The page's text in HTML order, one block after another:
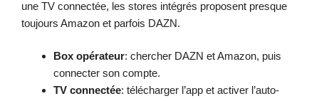
une TV connectée, les stores intégrés proposent presque
toujours Amazon et parfois DAZN.
Box opérateur: chercher DAZN et Amazon, puis
connecter son compte.
TV connectée: télécharger l’app et activer l’auto-